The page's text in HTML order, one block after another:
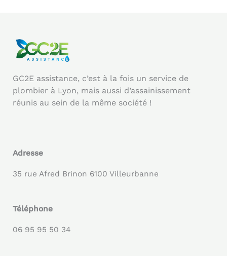
GC2E assistance, c’est à la fois un service de
plombier à Lyon, mais aussi d’assainissement
réunis au sein de la même société !
Adresse
35 rue Afred Brinon 6100 Villeurbanne
Téléphone
06 95 95 50 34